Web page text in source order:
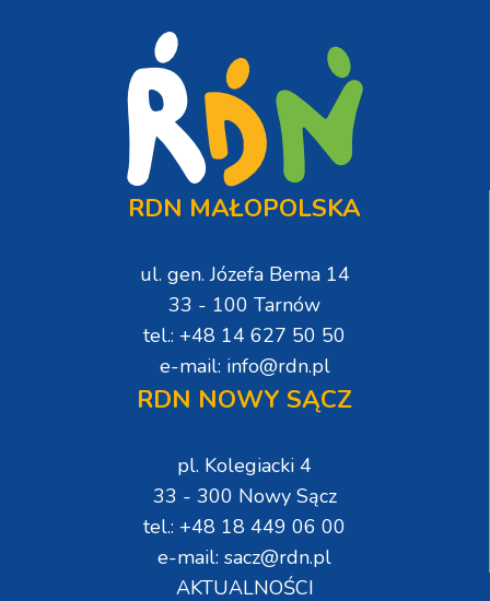
RDN MAŁOPOLSKA
ul. gen. Józefa Bema 14
33 - 100 Tarnów
tel.: +48 14 627 50 50
e-mail: info@rdn.pl
RDN NOWY SĄCZ
pl. Kolegiacki 4
33 - 300 Nowy Sącz
tel.: +48 18 449 06 00
e-mail: sacz@rdn.pl
AKTUALNOŚCI